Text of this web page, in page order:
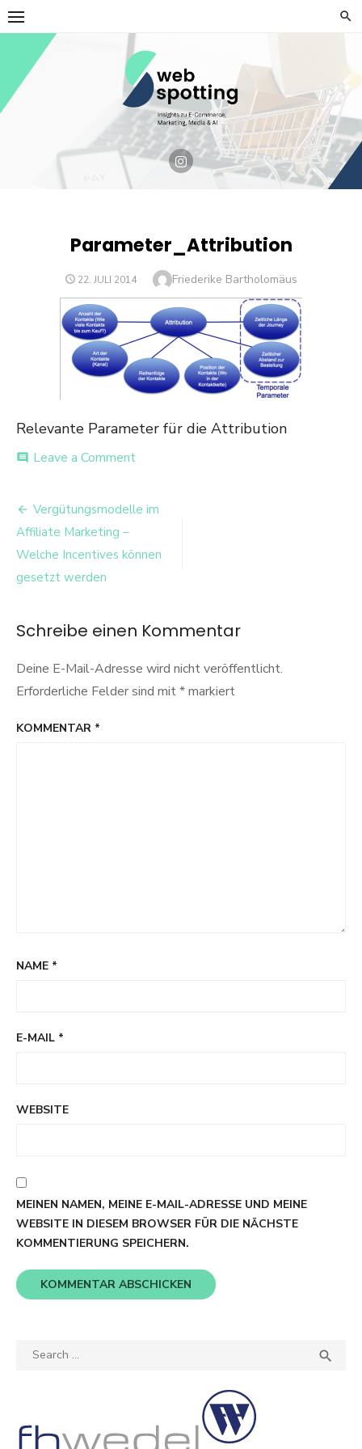
Skip
to
content
Parameter_Attribution
POSTED
22. JULI 2014 Author
Friederike Bartholomäus
Relevante Parameter für die Attribution
comment Leave a Commenton
Beitrags-
Navigation
Vergütungsmodelle im
Affiliate Marketing –
Welche Incentives können
gesetzt werden
Schreibe einen Kommentar
Deine E-Mail-Adresse wird nicht veröffentlicht.
Erforderliche Felder sind mit*markiert
KOMMENTAR *
NAME *
E-MAIL *
WEBSITE
MEINEN NAMEN, MEINE E-MAIL-ADRESSE UND MEINE
WEBSITE IN DIESEM BROWSER FÜR DIE NÄCHSTE
KOMMENTIERUNG SPEICHERN.
Search
